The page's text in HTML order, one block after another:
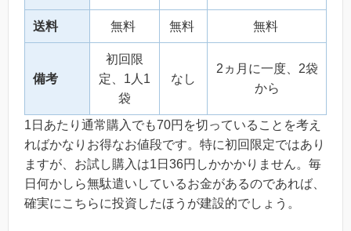
送料 無料 無料 無料
備考
初回限
定、1人1
袋
なし
2ヵ月に一度、2袋
から
1日あたり通常購入でも70円を切っていることを考え
ればかなりお得なお値段です。特に初回限定ではあり
ますが、お試し購入は1日36円しかかかりません。毎
日何かしら無駄遣いしているお金があるのであれば、
確実にこちらに投資したほうが建設的でしょう。